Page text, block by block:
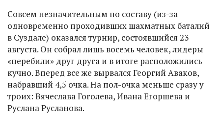
Совсем незначительным по составу (из-за
одновременно проходивших шахматных баталий
в Суздале) оказался турнир, состоявшийся 23
августа. Он собрал лишь восемь человек, лидеры
«перебили» друг друга и в итоге расположились
кучно. Вперед все же вырвался Георгий Аваков,
набравший 4,5 очка. На пол-очка меньше сразу у
троих: Вячеслава Гоголева, Ивана Егоршева и
Руслана Русланова.